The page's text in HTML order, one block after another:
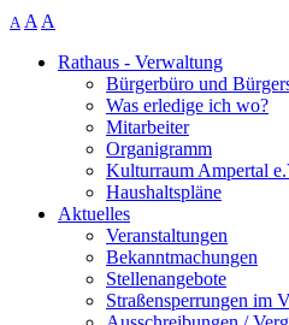
A A A
Rathaus - Verwaltung
Bürgerbüro und
Was erledige ich wo?
Mitarbeiter
Organigramm
Kulturraum Ampertal
Haushaltspläne
Aktuelles
Veranstaltungen
Bekanntmachungen
Stellenangebote
Straßensperrungen im